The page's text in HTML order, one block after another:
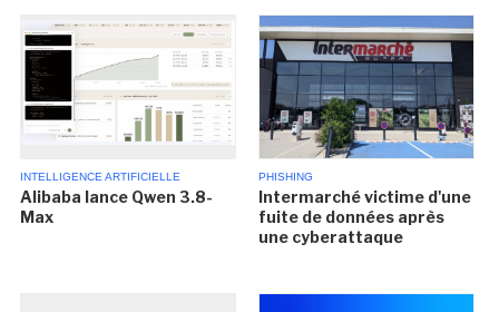
INTELLIGENCE ARTIFICIELLE
Alibaba lance Qwen 3.8-
Max
PHISHING
Intermarché victime d'une
fuite de données après
une cyberattaque